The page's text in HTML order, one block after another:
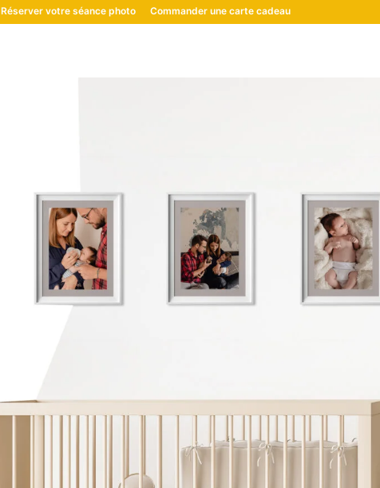
Réserver votre séance photo Commander une carte cadeau